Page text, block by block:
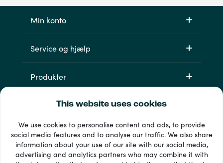
This website uses cookies
We use cookies to personalise content and ads, to provide
social media features and to analyse our traffic. We also share
information about your use of our site with our social media,
advertising and analytics partners who may combine it with
Min konto
Service og hjælp
Produkter